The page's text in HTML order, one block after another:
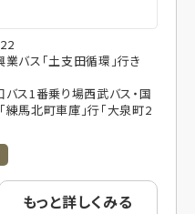
バス「土支田循環」行き
徒歩8分
ス1番乗り場西武バス・国
馬北町車庫」行「大泉町2
もっと詳しくみる